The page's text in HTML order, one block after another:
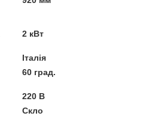
2 кВт
Італія
60 град.
220 В
Скло